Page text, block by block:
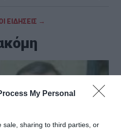
My Personal
sale, sharing to third parties, or
ΕΙΔΗΣΕΙΣ →